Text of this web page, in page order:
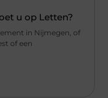
u op Letten?
in Nijmegen, of
of een